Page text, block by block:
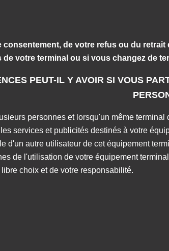
consentement, de votre refus ou du
votre terminal ou si vous changez de
PEUT-IL Y AVOIR SI VOUS
personnes et lorsqu'un même
services et publicités destinés à votre
d'un autre utilisateur de cet équipement
de l'utilisation de votre équipement
choix et de votre responsabilité.